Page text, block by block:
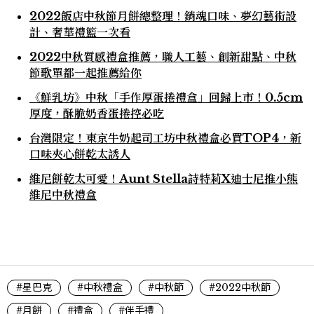
2022飯店中秋節月餅總整理！銷魂口味、夢幻藝術設
計、奢華禮籃一次看
2022中秋質感禮盒推薦，職人工藝、創新甜點、中秋
節歌單都一起推薦給你
《鮮乳坊》中秋「手作厚蛋捲禮盒」回歸上市！0.5cm
厚度，酥脆奶香蛋捲控必吃
台灣限定！東京牛奶起司工坊中秋禮盒必買TOP4，新
口味夾心餅乾太誘人
維尼餅乾太可愛！Aunt Stella詩特莉X迪士尼推小熊
維尼中秋禮盒
#星巴克 #中秋禮盒 #中秋節
#2022中秋節
#月餅
#禮盒 #伴手禮